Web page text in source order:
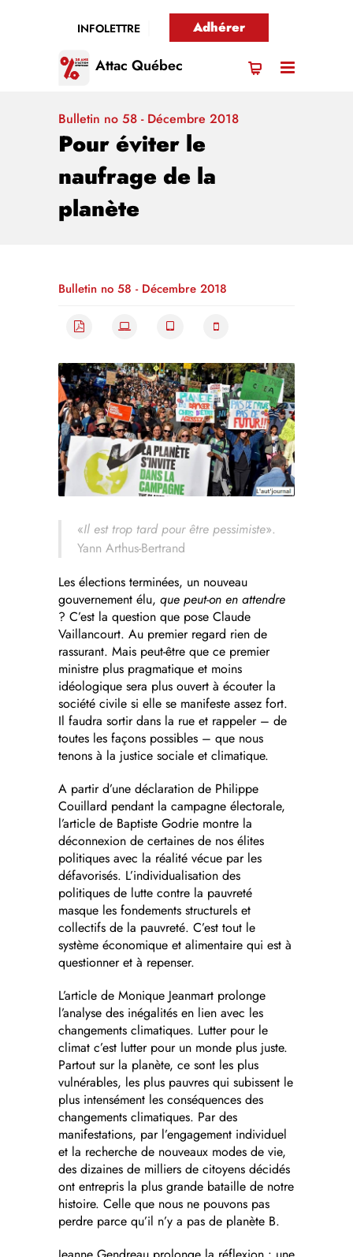
INFOLETTRE Adhérer
Attac Québec
Bulletin no 58 - Décembre 2018
Pour éviter le
naufrage de la
planète
Bulletin no 58 - Décembre 2018
«Il est trop tard pour être pessimiste».
Yann Arthus-Bertrand
Les élections terminées, un nouveau
gouvernement élu, que peut-on en attendre
? C’est la question que pose Claude
Vaillancourt. Au premier regard rien de
rassurant. Mais peut-être que ce premier
ministre plus pragmatique et moins
idéologique sera plus ouvert à écouter la
société civile si elle se manifeste assez fort.
Il faudra sortir dans la rue et rappeler – de
toutes les façons possibles – que nous
tenons à la justice sociale et climatique.
A partir d’une déclaration de Philippe
Couillard pendant la campagne électorale,
l’article de Baptiste Godrie montre la
déconnexion de certaines de nos élites
politiques avec la réalité vécue par les
défavorisés. L’individualisation des
politiques de lutte contre la pauvreté
masque les fondements structurels et
collectifs de la pauvreté. C’est tout le
système économique et alimentaire qui est à
questionner et à repenser.
L’article de Monique Jeanmart prolonge
l’analyse des inégalités en lien avec les
changements climatiques. Lutter pour le
climat c’est lutter pour un monde plus juste.
Partout sur la planète, ce sont les plus
vulnérables, les plus pauvres qui subissent le
plus intensément les conséquences des
changements climatiques. Par des
manifestations, par l’engagement individuel
et la recherche de nouveaux modes de vie,
des dizaines de milliers de citoyens décidés
ont entrepris la plus grande bataille de notre
histoire. Celle que nous ne pouvons pas
perdre parce qu’il n’y a pas de planète B.